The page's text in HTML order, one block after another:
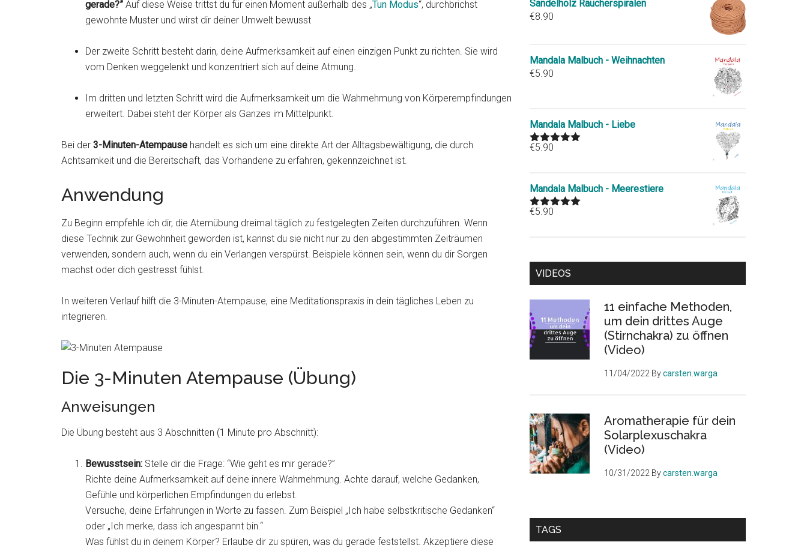
gerade?” Auf diese Weise trittst du für einen Moment außerhalb des „Tun Modus“, durchbrichst
gewohnte Muster und wirst dir deiner Umwelt bewusst
Der zweite Schritt besteht darin, deine Aufmerksamkeit auf einen einzigen Punkt zu richten. Sie wird
vom Denken weggelenkt und konzentriert sich auf deine Atmung.
Im dritten und letzten Schritt wird die Aufmerksamkeit um die Wahrnehmung von Körperempfindungen
erweitert. Dabei steht der Körper als Ganzes im Mittelpunkt.
Bei der 3-Minuten-Atempause handelt es sich um eine direkte Art der Alltagsbewältigung, die durch
Achtsamkeit und die Bereitschaft, das Vorhandene zu erfahren, gekennzeichnet ist.
Anwendung
Zu Beginn empfehle ich dir, die Atemübung dreimal täglich zu festgelegten Zeiten durchzuführen. Wenn
diese Technik zur Gewohnheit geworden ist, kannst du sie nicht nur zu den abgestimmten Zeiträumen
verwenden, sondern auch, wenn du ein Verlangen verspürst. Beispiele können sein, wenn du dir Sorgen
machst oder dich gestresst fühlst.
In weiteren Verlauf hilft die 3-Minuten-Atempause, eine Meditationspraxis in dein tägliches Leben zu
integrieren.
Die 3-Minuten Atempause (Übung)
Anweisungen
Die Übung besteht aus 3 Abschnitten (1 Minute pro Abschnitt):
Bewusstsein: Stelle dir die Frage: “Wie geht es mir gerade?”
Richte deine Aufmerksamkeit auf deine innere Wahrnehmung. Achte darauf, welche Gedanken,
Gefühle und körperlichen Empfindungen du erlebst.
Versuche, deine Erfahrungen in Worte zu fassen. Zum Beispiel „Ich habe selbstkritische Gedanken“
oder „Ich merke, dass ich angespannt bin.“
Was fühlst du in deinem Körper? Erlaube dir zu spüren, was du gerade feststellst. Akzeptiere diese
Sandelholz Räucherspiralen
€8.90
Mandala Malbuch - Weihnachten
€5.90
Mandala Malbuch - Liebe
Rated
€5.90
Mandala Malbuch - Meerestiere
Rated
€5.90
VIDEOS
11 einfache Methoden,
um dein drittes Auge
(Stirnchakra) zu öffnen
(Video)
11/04/2022 Bycarsten.warga
Aromatherapie für dein
Solarplexuschakra
(Video)
10/31/2022 Bycarsten.warga
TAGS